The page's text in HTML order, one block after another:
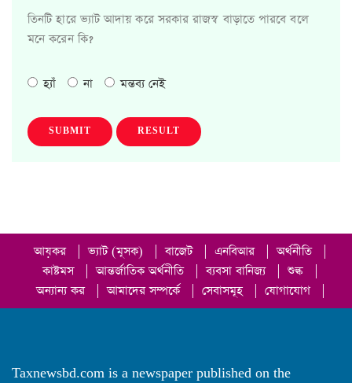
তিনটি হারে ভ্যাট আদায় করে সরকার রাজস্ব বাড়াতে পারবে বলে
মনে করেন কি?
হ্যাঁ না মন্তব্য নেই
SUBMIT RESULT
আয়কর ভ্যাট (মূসক) বাজেট এনবিআর অর্থনীতি
কাষ্টমস
আন্তর্জাতিক অর্থনীতি ব্যবসা বানিজ্য শুল্ক
অন্যান্য কর
আমাদের সম্পর্কে সেবাসমূহ যোগাযোগ
Taxnewsbd.com is a newspaper published on the